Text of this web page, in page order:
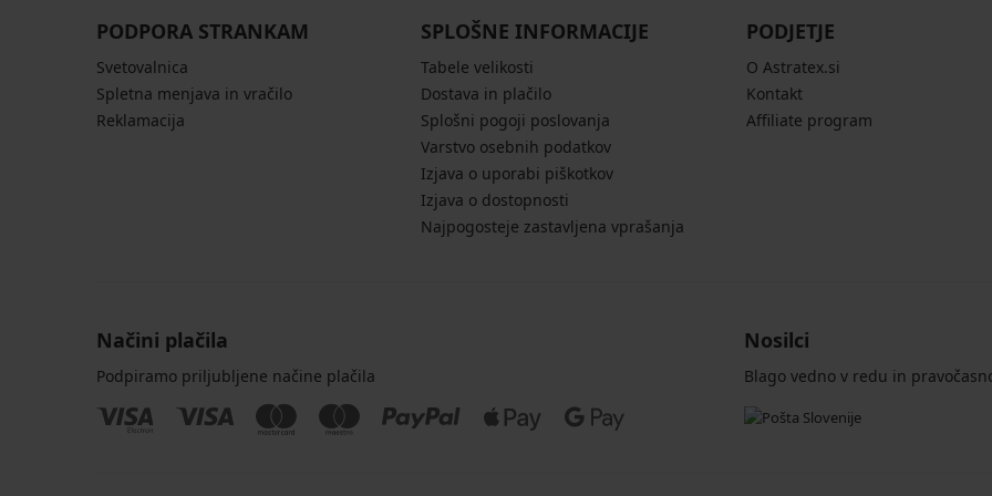
PODPORA STRANKAM
Svetovalnica
Spletna menjava in vračilo
Reklamacija
SPLOŠNE INFORMACIJE
Tabele velikosti
Dostava in plačilo
Splošni pogoji poslovanja
Varstvo osebnih podatkov
Izjava o uporabi piškotkov
Izjava o dostopnosti
Najpogosteje zastavljena vprašanja
PODJETJE
O Astratex.si
Kontakt
Affiliate program
Načini plačila
Podpiramo priljubljene načine plačila
Nosilci
Blago vedno v redu in